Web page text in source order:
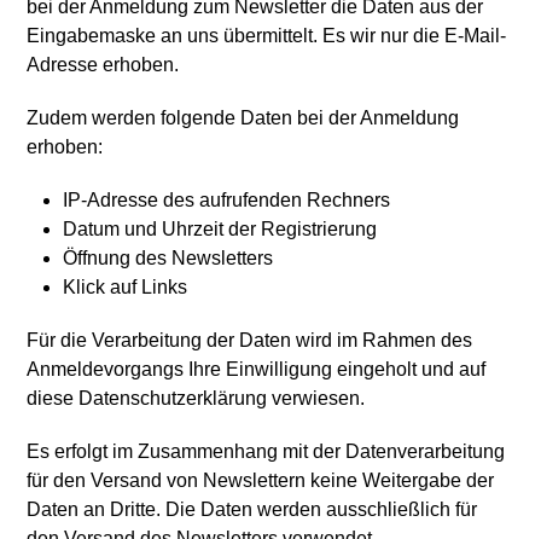
bei der Anmeldung zum Newsletter die Daten aus der
Eingabemaske an uns übermittelt. Es wir nur die E-Mail-
Adresse erhoben.
Zudem werden folgende Daten bei der Anmeldung
erhoben:
IP-Adresse des aufrufenden Rechners
Datum und Uhrzeit der Registrierung
Öffnung des Newsletters
Klick auf Links
Für die Verarbeitung der Daten wird im Rahmen des
Anmeldevorgangs Ihre Einwilligung eingeholt und auf
diese Datenschutzerklärung verwiesen.
Es erfolgt im Zusammenhang mit der Datenverarbeitung
für den Versand von Newslettern keine Weitergabe der
Daten an Dritte. Die Daten werden ausschließlich für